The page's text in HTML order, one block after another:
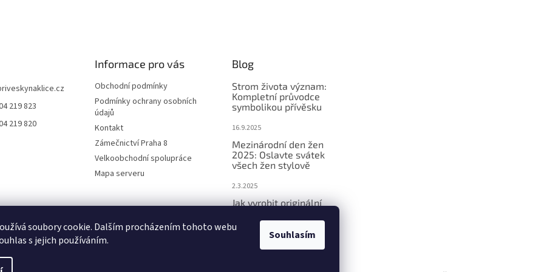
soubory cookie. Dalším procházením tohoto webu
s jejich používáním.
Souhlasím
219 823
219 820
Informace pro vás
Obchodní podmínky
Podmínky ochrany osobních
údajů
Kontakt
Zámečnictví Praha 8
Velkoobchodní spolupráce
Mapa serveru
Blog
Strom života význam:
Kompletní průvodce
symbolikou přívěsku
16.9.2025
Mezinárodní den žen
2025: Oslavte svátek
všech žen stylově
2.3.2025
Jak vyrobit originální